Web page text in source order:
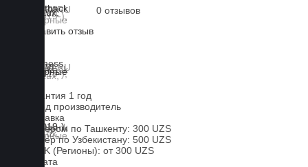
0 отзывов
Оставить отзыв
Business
Гарантия 1 год
Завод производитель
Доставка
Курьером по Ташкенту: 300 UZS
Курьер по Узбекистану: 500 UZS
CDEK (Регионы): от 300 UZS
Оплата